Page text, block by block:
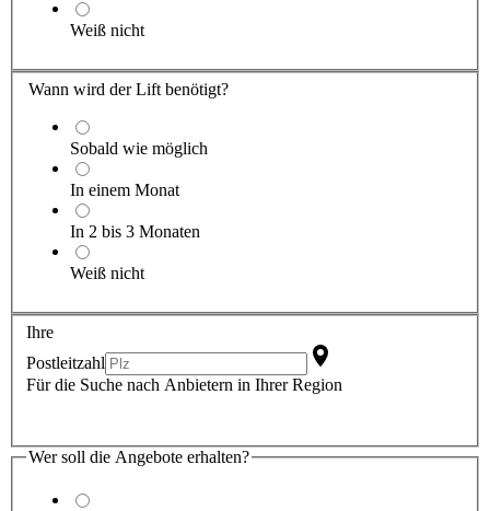
Weiß nicht
Wann wird der Lift benötigt?
Sobald wie möglich
In einem Monat
In 2 bis 3 Monaten
Weiß nicht
Ihre
Postleitzahl
Für die Suche nach Anbietern in Ihrer Region
Wer soll die Angebote erhalten?